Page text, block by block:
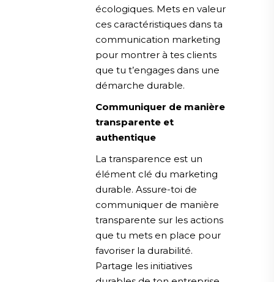
écologiques. Mets en valeur
ces caractéristiques dans ta
communication marketing
pour montrer à tes clients
que tu t’engages dans une
démarche durable.
Communiquer de manière
transparente et
authentique
La transparence est un
élément clé du marketing
durable. Assure-toi de
communiquer de manière
transparente sur les actions
que tu mets en place pour
favoriser la durabilité.
Partage les initiatives